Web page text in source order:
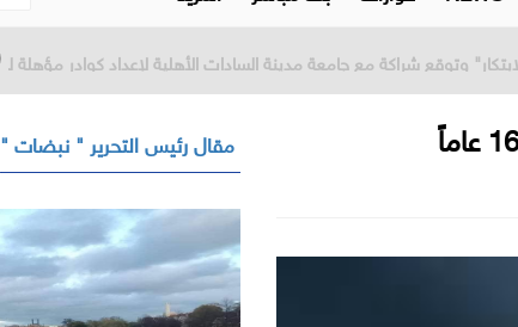
مقال رئيس التحرير " نبضات "